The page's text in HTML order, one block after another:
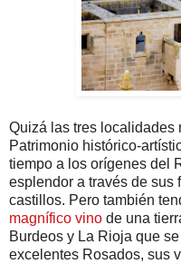
Quizá las tres localidades
Patrimonio histórico-
tiempo a los orígenes del
esplendor a través de sus
castillos. Pero también
magnífico vino de una
Burdeos y La Rioja que
excelentes Rosados, sus